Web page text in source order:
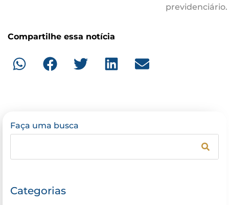
previdenciário.
Compartilhe essa notícia
Faça uma busca
Categorias